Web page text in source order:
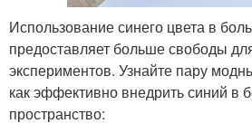
Использование синего цвета в
предоставляет больше свободы
экспериментов. Узнайте пару
как эффективно внедрить синий в
пространство: